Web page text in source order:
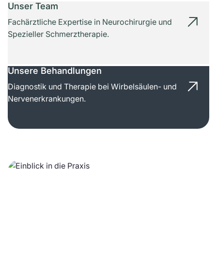
Unser Team
Fachärztliche Expertise in Neurochirurgie und
Spezieller Schmerztherapie.
Unsere Behandlungen
Diagnostik und Therapie bei Wirbelsäulen- und
Nervenerkrankungen.